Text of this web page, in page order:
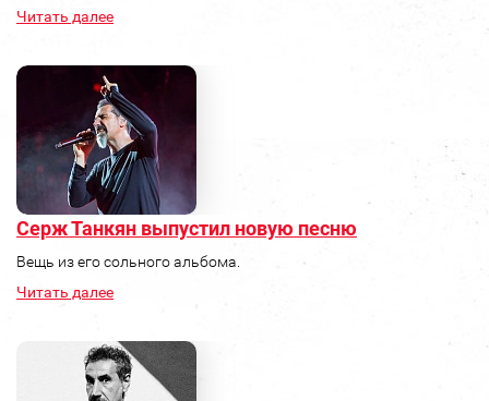
Читать далее
Серж Танкян выпустил новую песню
Вещь из его сольного альбома.
Читать далее